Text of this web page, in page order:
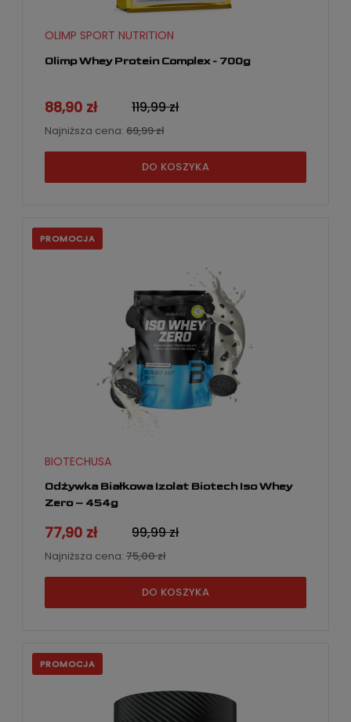
Olimp Whey Protein Complex - 700g
OLIMP SPORT NUTRITION
88,90 zł 119,99 zł
Najniższa cena: 69,99 zł
DO KOSZYKA
Odżywka Białkowa Izolat Biotech Iso Whey
Zero – 454g
BIOTECHUSA
77,90 zł 99,99 zł
Najniższa cena: 75,00 zł
DO KOSZYKA
PROMOCJA
PROMOCJA